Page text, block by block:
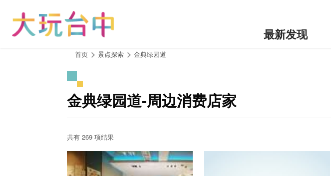
最新发现
首页 景点探索 金典绿园道
金典绿园道-周边消费店家
共有 269 项结果